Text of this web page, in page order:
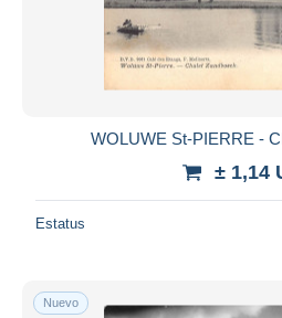
WOLUWE St-PIERRE -
± 1,14
Estatus
Nuevo